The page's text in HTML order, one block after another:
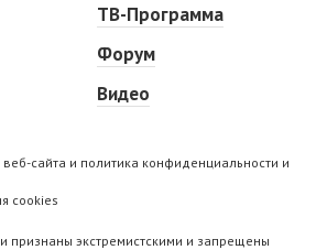
ТВ-Программа
Форум
Видео
сайта и политика конфиденциальности и
cookies
признаны экстремистскими и запрещены